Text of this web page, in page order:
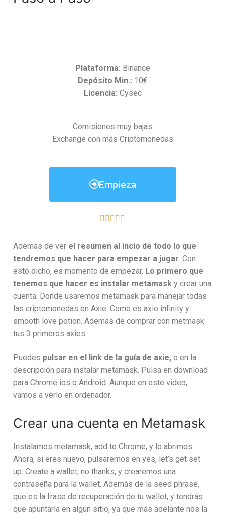
Plataforma: Binance
Depósito Min.: 10€
Licencia: Cysec
Comisiones muy bajas
Exchange con más Criptomonedas
Empieza
    
Además de ver el resumen al incio de todo lo que
tendremos que hacer para empezar a jugar . Con
esto dicho, es momento de empezar. Lo primero que
tenemos que hacer es instalar metamask y crear una
cuenta. Donde usaremos metamask para manejar todas
las criptomonedas en Axie. Como es axie infinity y
smooth love potion. Además de comprar con metmask
tus 3 primeros axies.
Puedes pulsar en el link de la guía de axie, o en la
descripción para instalar metamask. Pulsa en download
para Chrome ios o Android. Aunque en este video,
vamos a verlo en ordenador.
Crear una cuenta en Metamask
Instalamos metamask, add to Chrome, y lo abrimos.
Ahora, si eres nuevo, pulsaremos en yes, let’s get set
up. Create a wallet, no thanks, y crearemos una
contraseña para la wallet. Además de la seed phrase,
que es la frase de recuperación de tu wallet, y tendrás
que apuntarla en algun sitio, ya que más adelante nos la